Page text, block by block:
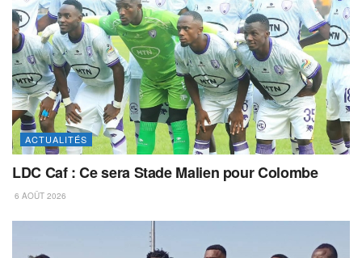
ACTUALITÉS
LDC Caf : Ce sera Stade Malien pour Colombe
6 AOÛT 2026